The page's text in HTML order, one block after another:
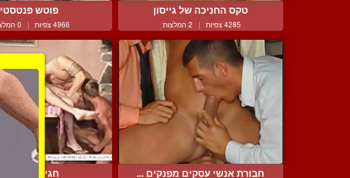
טקס החניכה של גייסון
4285 צפיות | 2 המלצות
פוטש פנטסטי
4966 צפיות | 0 המלצות
חבורת אנשי עסקים מפנקים ... חגיגה אנאלית